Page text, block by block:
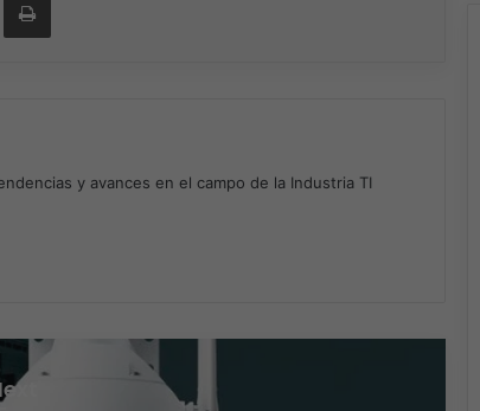
y avances en el campo de la Industria TI